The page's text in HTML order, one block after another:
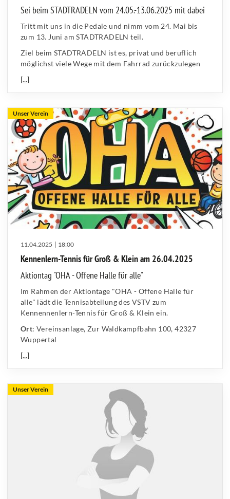
Sei beim STADTRADELN vom 24.05.-13.06.2025 mit dabei
Tritt mit uns in die Pedale und nimm vom 24. Mai bis
zum 13. Juni am STADTRADELN teil.
Ziel beim STADTRADELN ist es, privat und beruflich
möglichst viele Wege mit dem Fahrrad zurückzulegen
[...]
Unser Verein
11.04.2025 18:00
Kennenlern-Tennis für Groß & Klein am 26.04.2025
Aktiontag "OHA - Offene Halle für alle"
Im Rahmen der Aktiontage "OHA - Offene Halle für
alle" lädt die Tennisabteilung des VSTV zum
Kennennenlern-Tennis für Groß & Klein ein.
Ort: Vereinsanlage, Zur Waldkampfbahn 100, 42327
Wuppertal
[...]
Unser Verein